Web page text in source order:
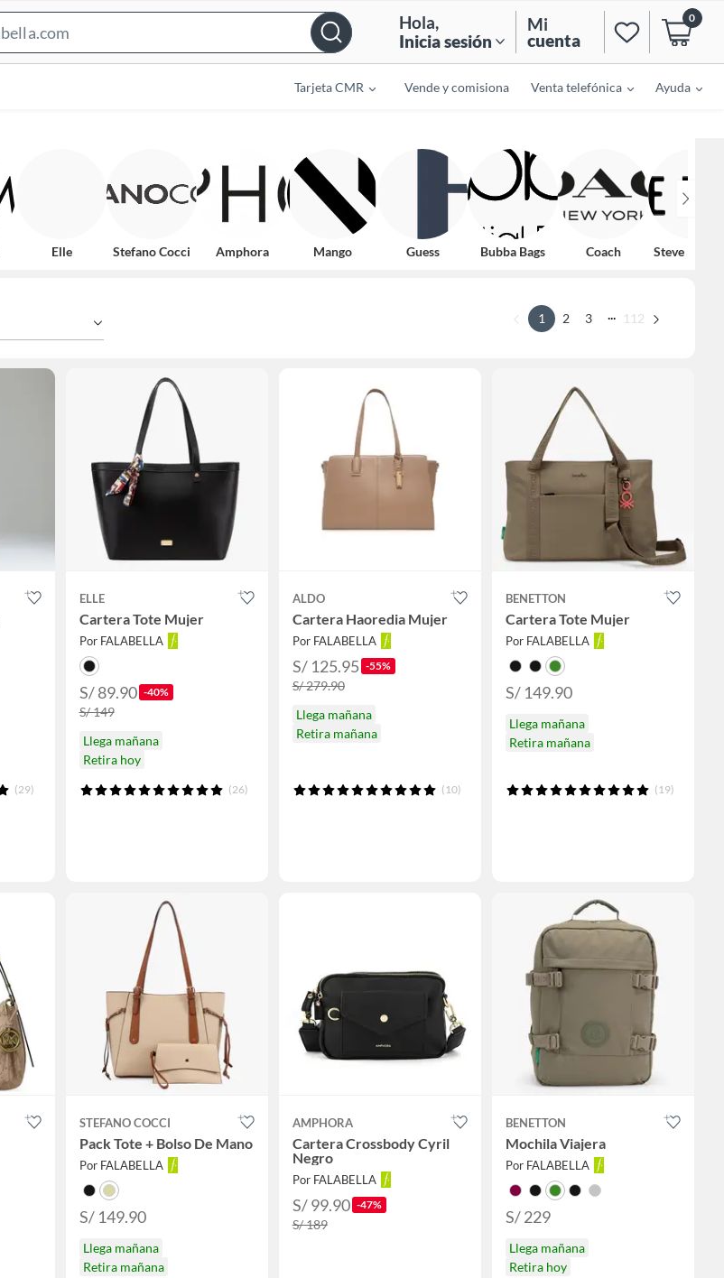
Bar
Hola,
Inicia sesión
Mi
cuenta
0
Tarjeta CMR Vende y comisiona Venta telefónica Ayuda
Elle Stefano Cocci Amphora Mango Guess Bubba Bags Coach Steve
1 2 3 ... 112
(29)
ELLE
Cartera Tote Mujer
Por FALABELLA
S/ 89.90 -40%
S/ 149
Llega mañana
Retira hoy
(26)
ALDO
Cartera Haoredia Mujer
Por FALABELLA
S/ 125.95 -55%
S/ 279.90
Llega mañana
Retira mañana
(10)
BENETTON
Cartera Tote Mujer
Por FALABELLA
S/ 149.90
Llega mañana
Retira mañana
(19)
STEFANO COCCI
Pack Tote + Bolso De Mano
Por FALABELLA
S/ 149.90
Llega mañana
Retira mañana
AMPHORA
Cartera Crossbody Cyril
Negro
Por FALABELLA
S/ 99.90 -47%
S/ 189
BENETTON
Mochila Viajera
Por FALABELLA
S/ 229
Llega mañana
Retira hoy